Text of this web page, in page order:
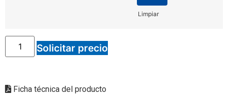
Limpiar
Solicitar precio
Ficha técnica del producto